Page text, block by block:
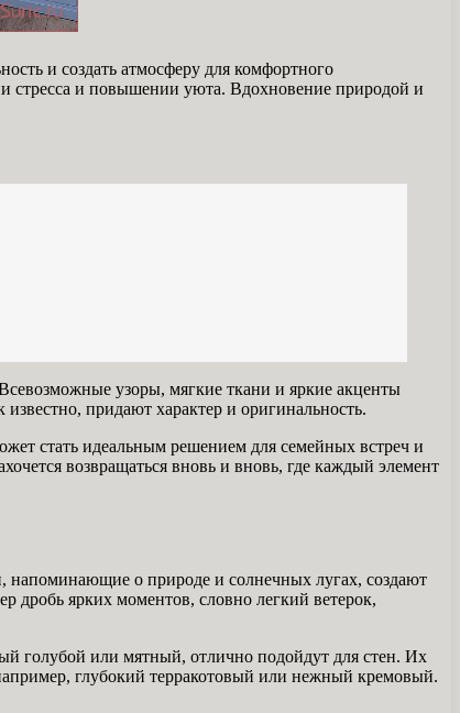
и создать атмосферу для комфортного
стресса и повышении уюта. Вдохновение природой и
узоры, мягкие ткани и яркие акценты
придают характер и оригинальность.
стать идеальным решением для семейных встреч и
возвращаться вновь и вновь, где каждый элемент
напоминающие о природе и солнечных лугах, создают
дробь ярких моментов, словно легкий ветерок,
голубой или мятный, отлично подойдут для стен. Их
глубокий терракотовый или нежный кремовый.